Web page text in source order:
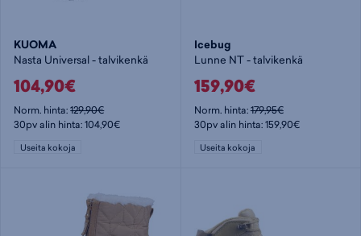
KUOMA
Nasta Universal - talvikenkä
104,90€
Norm. hinta:129,90€
30pv alin hinta: 104,90€
Useita kokoja
Icebug
Lunne NT - talvikenkä
159,90€
Norm. hinta:179,95€
30pv alin hinta: 159,90€
Useita kokoja